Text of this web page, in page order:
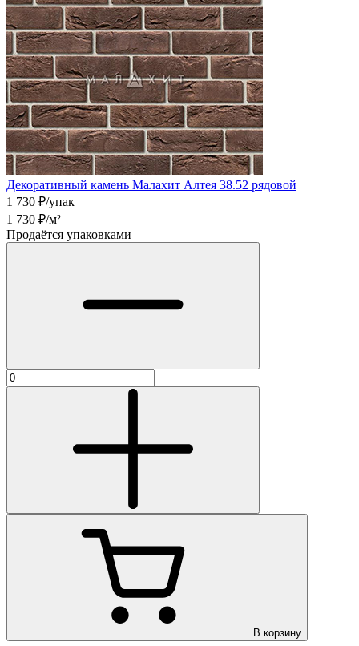
Декоративный камень Малахит Алтея 38.52 рядовой
1 730 ₽/упак
1 730 ₽/м²
Продаётся упаковками
В корзину